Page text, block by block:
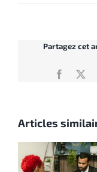
Partagez cet
X
Articles